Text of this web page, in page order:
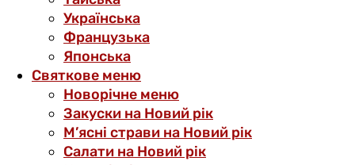
Українська
Французька
Японська
Святкове меню
Новорічне меню
Закуски на Новий рік
М’ясні страви на Новий рік
Салати на Новий рік